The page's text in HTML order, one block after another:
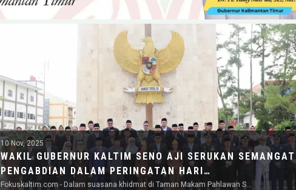
10 Nov, 2025
WAKIL GUBERNUR KALTIM SENO AJI SERUKAN SEMANGAT
PENGABDIAN DALAM PERINGATAN HARI…
Fokuskaltim.com - Dalam suasana khidmat di Taman Makam Pahlawan S…